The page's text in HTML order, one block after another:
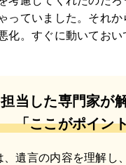
っていました。それ
化。すぐに動いておい
担当した専門家が
「ここがポイン
、遺言の内容を理解し